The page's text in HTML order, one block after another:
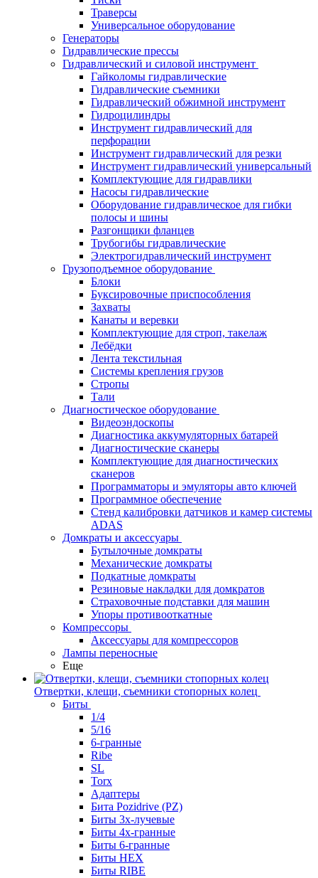
Траверсы
Универсальное оборудование
Генераторы
Гидравлические прессы
Гидравлический и силовой инструмент
Гайколомы гидравлические
Гидравлические съемники
Гидравлический обжимной инструмент
Гидроцилиндры
Инструмент гидравлический для
перфорации
Инструмент гидравлический для резки
Инструмент гидравлический универсальный
Комплектующие для гидравлики
Насосы гидравлические
Оборудование гидравлическое для гибки
полосы и шины
Разгонщики фланцев
Трубогибы гидравлические
Электрогидравлический инструмент
Грузоподъемное оборудование
Блоки
Буксировочные приспособления
Захваты
Канаты и веревки
Комплектующие для строп, такелаж
Лебёдки
Лента текстильная
Системы крепления грузов
Стропы
Тали
Диагностическое оборудование
Видеоэндоскопы
Диагностика аккумуляторных батарей
Диагностические сканеры
Комплектующие для диагностических
сканеров
Программаторы и эмуляторы авто ключей
Программное обеспечение
Стенд калибровки датчиков и камер системы
ADAS
Домкраты и аксессуары
Бутылочные домкраты
Механические домкраты
Подкатные домкраты
Резиновые накладки для домкратов
Страховочные подставки для машин
Упоры противооткатные
Компрессоры
Аксессуары для компрессоров
Лампы переносные
Еще
Отвертки, клещи, съемники стопорных колец
Биты
1/4
5/16
6-гранные
Ribe
SL
Torx
Адаптеры
Бита Pozidrive (PZ)
Биты 3х-лучевые
Биты 4х-гранные
Биты 6-гранные
Биты HEX
Биты RIBE